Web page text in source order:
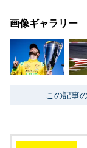
画像ギャラリー
この記事